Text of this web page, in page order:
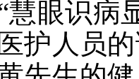
慧眼识病
护人员